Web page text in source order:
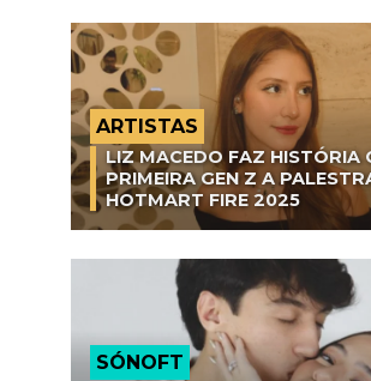
ARTISTAS
LIZ MACEDO FAZ HISTÓRIA
PRIMEIRA GEN Z A
HOTMART FIRE 2025
SÓNOFT